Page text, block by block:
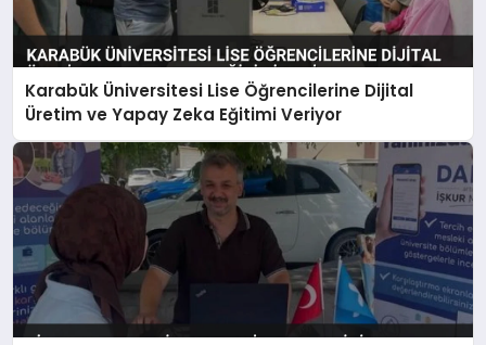
Karabük Üniversitesi Lise Öğrencilerine Dijital
Üretim ve Yapay Zeka Eğitimi Veriyor